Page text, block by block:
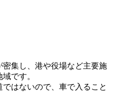
密集し、港や役場など主要施
です。
ではないので、車で入ること